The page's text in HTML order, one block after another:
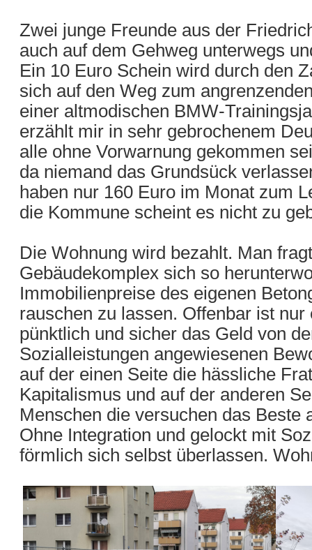
Zwei junge Freunde aus der
auch auf dem Gehweg unterwegs
Ein 10 Euro Schein wird durch den
sich auf den Weg zum
einer altmodischen BMW-
erzählt mir in sehr gebrochenem
alle ohne Vorwarnung gekommen
da niemand das Grundsück
haben nur 160 Euro im Monat zum
die Kommune scheint es nicht zu
Die Wohnung wird bezahlt. Man
Gebäudekomplex sich so
Immobilienpreise des eigenen
rauschen zu lassen. Offenbar ist
pünktlich und sicher das Geld von
Sozialleistungen angewiesenen
auf der einen Seite die hässliche
Kapitalismus und auf der anderen
Menschen die versuchen das Beste
Ohne Integration und gelockt mit
förmlich sich selbst überlassen.